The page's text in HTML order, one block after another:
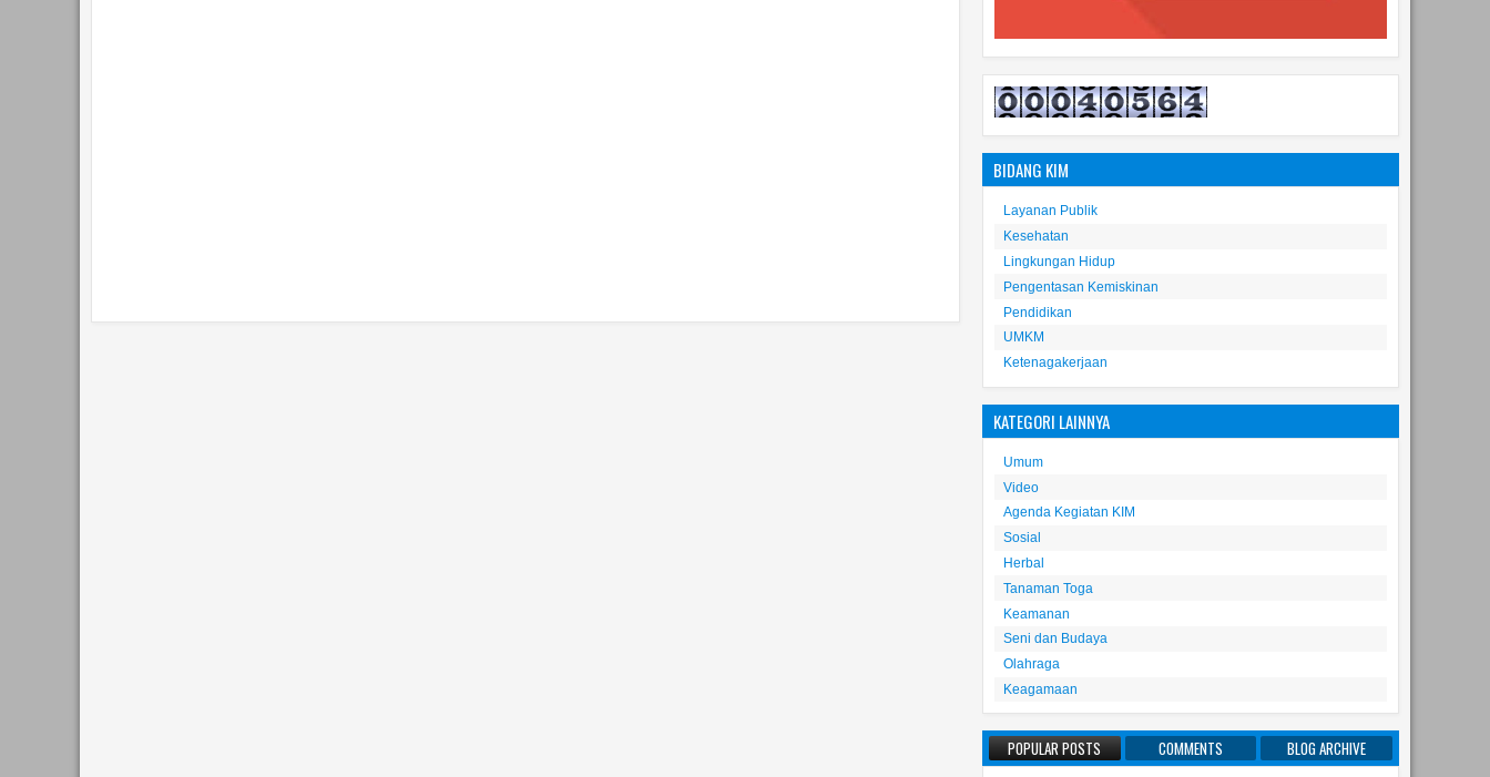
BIDANG KIM
Layanan Publik
Kesehatan
Lingkungan Hidup
Pengentasan Kemiskinan
Pendidikan
UMKM
Ketenagakerjaan
KATEGORI LAINNYA
Umum
Video
Agenda Kegiatan KIM
Sosial
Herbal
Tanaman Toga
Keamanan
Seni dan Budaya
Olahraga
Keagamaan
POPULAR POSTS COMMENTS BLOG ARCHIVE